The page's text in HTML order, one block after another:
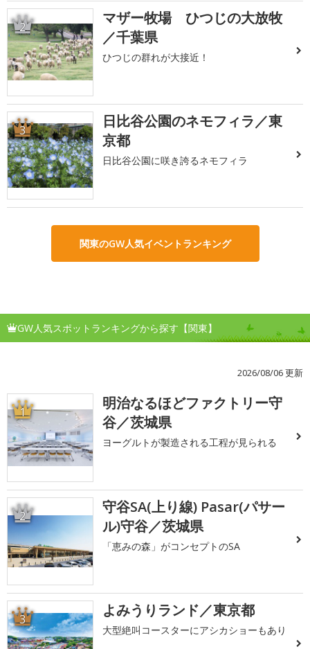
2
マザー牧場 ひつじの大放牧
／千葉県
ひつじの群れが大接近！
3
日比谷公園のネモフィラ／東
京都
日比谷公園に咲き誇るネモフィラ
関東のGW人気イベントランキング
GW人気スポットランキングから探す【関東】
2026/08/06 更新
1
明治なるほどファクトリー守
谷／茨城県
ヨーグルトが製造される工程が見られる
2
守谷SA(上り線) Pasar(パサー
ル)守谷／茨城県
「恵みの森」がコンセプトのSA
3 よみうりランド／東京都
大型絶叫コースターにアシカショーもあり